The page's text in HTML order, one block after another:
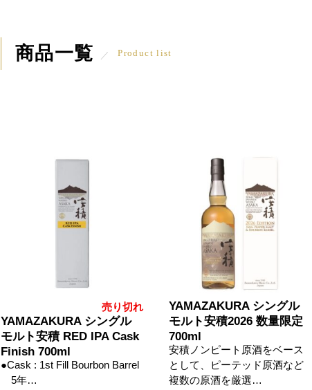
商品一覧 Product list
売り切れ
YAMAZAKURA シングル
モルト安積 RED IPA Cask
Finish 700ml
●Cask : 1st Fill Bourbon Barrel
5年…
YAMAZAKURA シングル
モルト安積2026 数量限定
700ml
安積ノンピート原酒をベース
として、ピーテッド原酒など
複数の原酒を厳選…